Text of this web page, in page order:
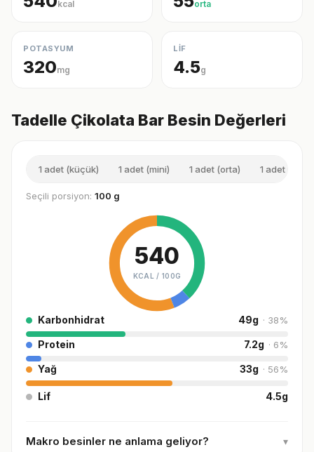
kcal orta
POTASYUM
320mg
LİF
4.5g
Tadelle Çikolata Bar Besin Değerleri
1 adet (küçük) 1 adet (mini) 1 adet (orta) 1 adet
Seçili porsiyon: 100 g
540
KCAL / 100G
Karbonhidrat 49g · 38%
Protein 7.2g · 6%
Yağ 33g · 56%
Lif 4.5g
Makro besinler ne anlama geliyor? ▾